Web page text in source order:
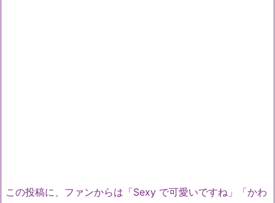
この投稿に、ファンからは「Sexy で可愛いですね」「かわ